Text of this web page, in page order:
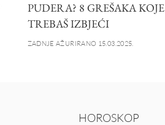
PUDERA? 8 GREŠAKA KOJE
TREBAŠ IZBJEĆI
ZADNJE AŽURIRANO 15.03.2025.
HOROSKOP